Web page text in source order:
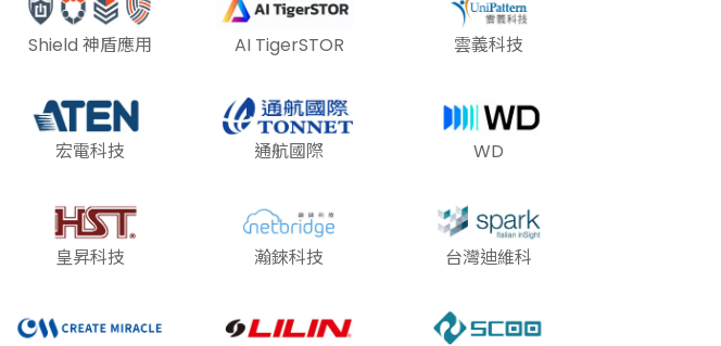
Shield 神盾應用 AI TigerSTOR 雲義科技
宏電科技 通航國際 WD
皇昇科技 瀚錸科技 台灣迪維科